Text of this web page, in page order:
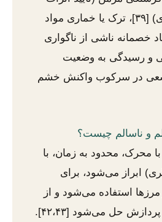
گلوکز بر تحریک‌پذیری) [۳۹]، ترک یا خماری مواد
خصمانه ناشی از ناگواری
و رسیدگی به وضعیت
سعی در سرکوب واکنش خشم
محرک، محدود به زمان، با
ابراز می‌شود، برای
استفاده می‌شود و از
حل می‌شود [۴۲،۴۳].